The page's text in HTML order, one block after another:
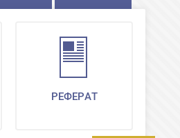
РЕФЕРАТ